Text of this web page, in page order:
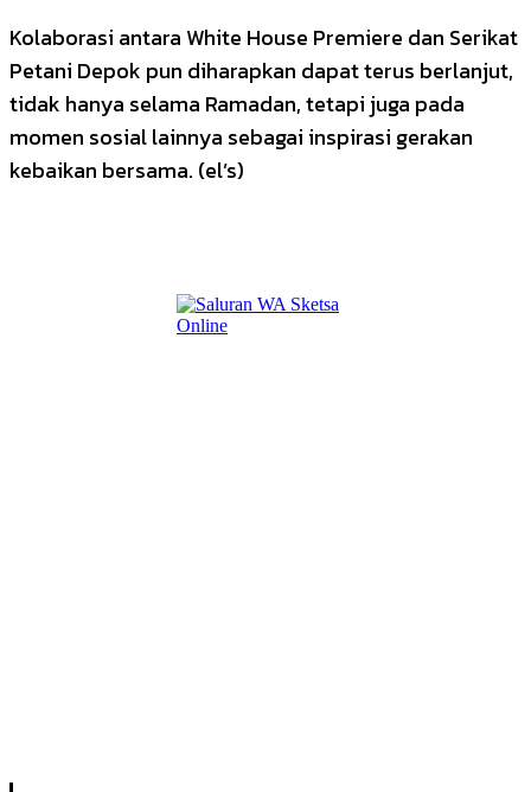
Kolaborasi antara White House Premiere dan Serikat
Petani Depok pun diharapkan dapat terus berlanjut,
tidak hanya selama Ramadan, tetapi juga pada
momen sosial lainnya sebagai inspirasi gerakan
kebaikan bersama. (el’s)